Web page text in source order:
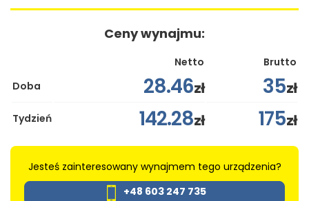
Ceny wynajmu:
Netto
Brutto
Doba
28.46zł 35zł
Tydzień 142.28zł 175zł
Jesteś zainteresowany wynajmem tego urządzenia?
+48 603 247 735